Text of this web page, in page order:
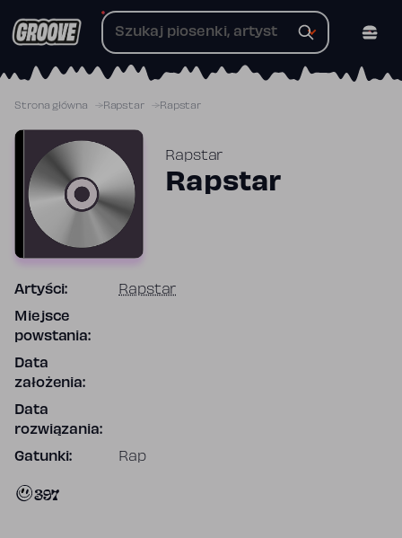
do
Strona główna Rapstar Rapstar
Rapstar
Rapstar
Artyści: Rapstar
Miejsce
powstania:
Data
założenia:
Data
rozwiązania:
Gatunki: Rap
397